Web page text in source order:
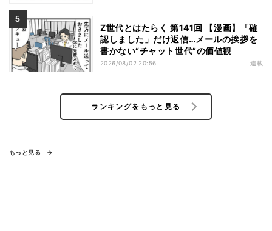
Z世代とはたらく 第141回 【漫画】「確
認しました」だけ返信…メールの挨拶を
書かない“チャット世代”の価値観
2026/08/02 20:56 連載
ランキングをもっと見る
もっと見る